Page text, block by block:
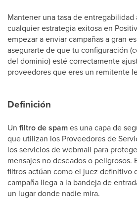
Mantener una tasa de entregabilidad
cualquier estrategia exitosa en
empezar a enviar campañas a gran
asegurarte de que tu configuración
del dominio) esté correctamente
proveedores que eres un remitente
Definición
Un filtro de spames una capa de
que utilizan los Proveedores de
los servicios de webmail para
mensajes no deseados o peligrosos.
filtros actúan como el juez definitivo
campaña llega a la bandeja de
un lugar donde nadie mira.